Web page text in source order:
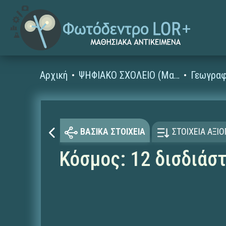
Αρχική ΨΗΦΙΑΚΟ ΣΧΟΛΕΙΟ (Μαθησιακά Αντικείμενα)
ΒΑΣΙΚΑ ΣΤΟΙΧΕΙΑ ΣΤΟΙΧΕΙΑ
Κόσμος: 12